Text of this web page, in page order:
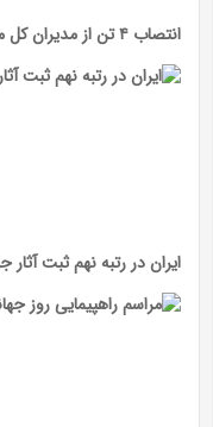
انتصاب ۴ تن از مدیران کل معاونت پیگیری‌های ویژه...
ایران در رتبه نهم ثبت آثار